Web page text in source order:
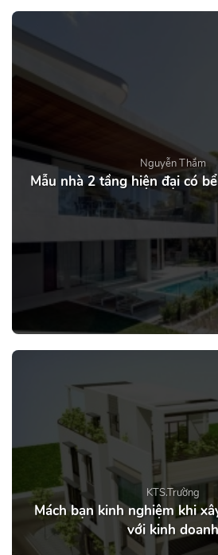
Nguyễn Thắm
Mẫu nhà 2 tầng hiện đại có
KTS.Trường
Mách bạn kinh nghiệm khi
với kinh doanh